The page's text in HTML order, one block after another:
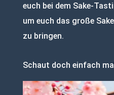
euch bei dem Sake-
um euch das große
zu bringen.
Schaut doch einfach